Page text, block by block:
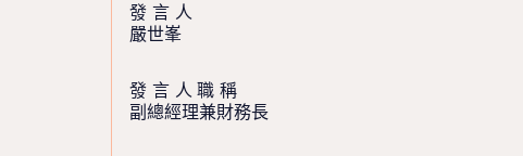
發言人
嚴世峯
發言人職稱
副總經理兼財務長